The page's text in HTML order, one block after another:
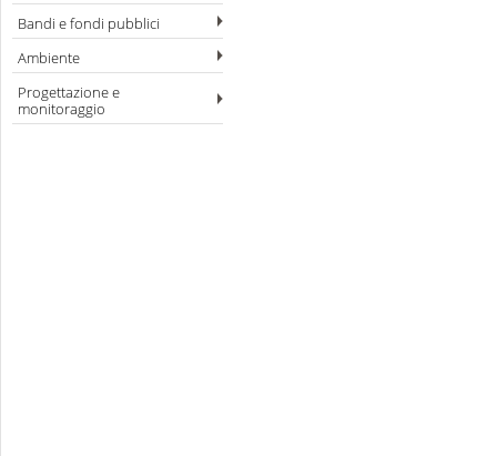
Bandi e fondi pubblici
Ambiente
Progettazione e
monitoraggio